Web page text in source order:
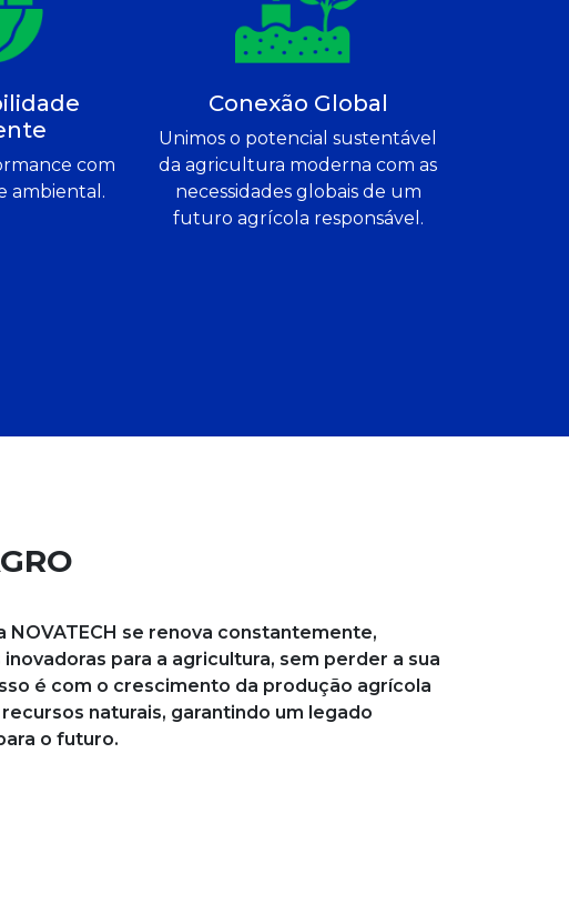
com
ambiental.
Conexão Global
Unimos o potencial sustentável
da agricultura moderna com as
necessidades globais de um
futuro agrícola responsável.
NOVATECH se renova constantemente,
para a agricultura, sem perder a sua
é com o crescimento da produção agrícola
naturais, garantindo um legado
o futuro.